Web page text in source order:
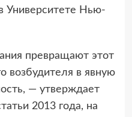
Университете Нью-
превращают этот
возбудителя в явную
— утверждает
2013 года, на